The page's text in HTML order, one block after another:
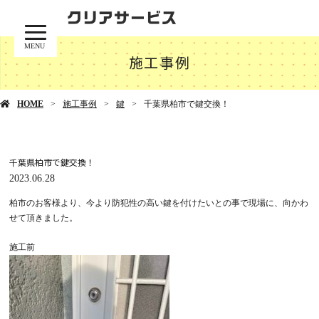
MENU
施工事例
HOME 施工事例 鍵 千葉県柏市で鍵交換！
千葉県柏市で鍵交換！
2023.06.28
柏市のお客様より、今より防犯性の高い鍵を付けたいとの事で現場に、向かわ
せて頂きました。
施工前